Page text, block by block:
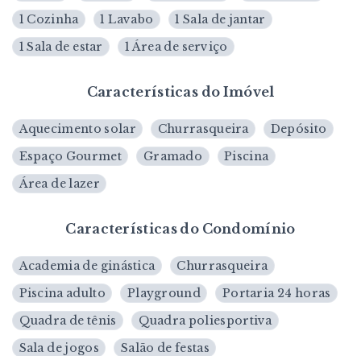
1 Cozinha
1 Lavabo
1 Sala de jantar
1 Sala de estar
1 Área de serviço
Características do Imóvel
Aquecimento solar Churrasqueira
Depósito
Espaço Gourmet
Gramado
Piscina
Área de lazer
Características do Condomínio
Academia de ginástica
Churrasqueira
Piscina adulto
Playground
Portaria 24 horas
Quadra de tênis
Quadra poliesportiva
Sala de jogos
Salão de festas